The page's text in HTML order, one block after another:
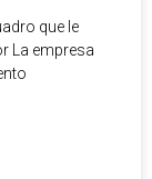
que le
La empresa